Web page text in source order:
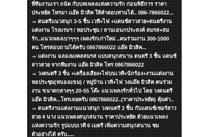
ที่ทีมงานเรา ถนัด กับบทเพลงแห่งความรัก ก่อนพิธีการ ราคา
ประหยัด โทรมา แอ๊ด มิวสิค ให้คำตอบท่านได้.. 086-7866022...
ดนตรีแนวสนุก 3-5 ชิ้น เวที+ไฟ +แดนซ์สาวสวย+ดนตรีงาน
แต่งงาน โรงแรมฯ / หอประชุม / ลานเอนกประสงค์ สมรส+สม
รัก..แนวเพลงเบาๆๆๆ เพลงรักเก่าใหม่ ..คนร่วมงาน 300-1000
คน โทรสอบถามได้ครับ 0867866022 แอ๊ด มิวสิค...
แต่งงาน ฉลองมงคลสมรส แบบสนุกสนาน ดนตรี 3 ชิ้น แดนซ์
สาวสวย จากทีมงาน แอ๊ด มิวสิค โทร 0867866022
วงดนตรี 3 ชิ้น +เครื่องเสียง+ไฟบนเวที+นักร้อง+งานแต่งงาน
หอประชุม(หนองแขม) / หมู่บ้าน เวที+ไฟ วงแอ๊ด มิวสิค คนร่วม
งาน ขนาดกลางๆๆ 20-55 โต๊ะ แนวเพลงรักทั่วไป โดย วงดนตรี
แอ๊ด มิวสิค...โทรเลยครับ 0867866022..(ราคาประหยัด) คุ้มค่า..
ดนตรีงานแต่งงานแนวสนุก วงดนตรี 3 ชิ้น กับแดนซ์เซอร์สาว
สวย 4 นาง แนวเพลงสนุกสนาน ราคาประหยัด ด้วยแนวเพลง
แห่งความรัก รูปแบบเวที 6 เมตรี เพิ่มความสนุกสนาน ชม
ตัวอย่างได้ ครับ.....